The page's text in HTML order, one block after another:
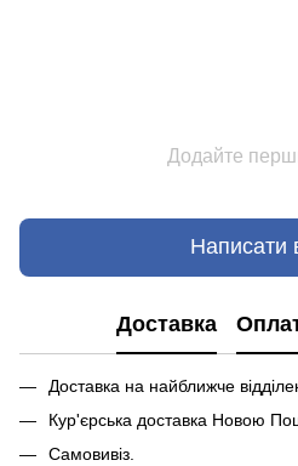
Додайте
Написати
Доставка
Доставка на найближче
Кур'єрська доставка Новою
Самовивіз.